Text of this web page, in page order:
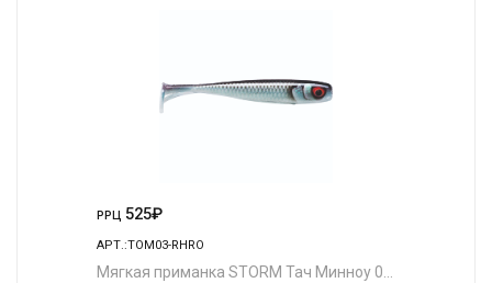
РРЦ 525₽
АРТ.:TOM03-RHRO
Мягкая приманка STORM Тач Минноу 03